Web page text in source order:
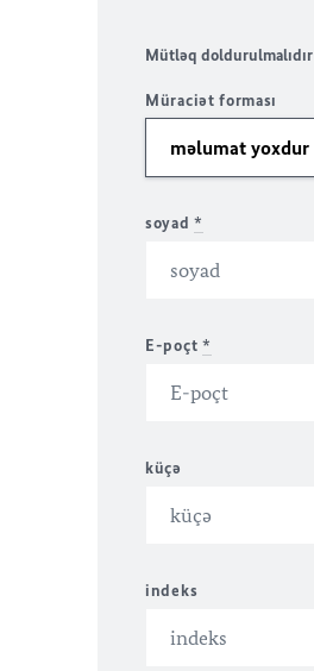
Mütləq doldurulmalıdır
Müraciət forması
soyad*
E-poçt *
küçə
indeks